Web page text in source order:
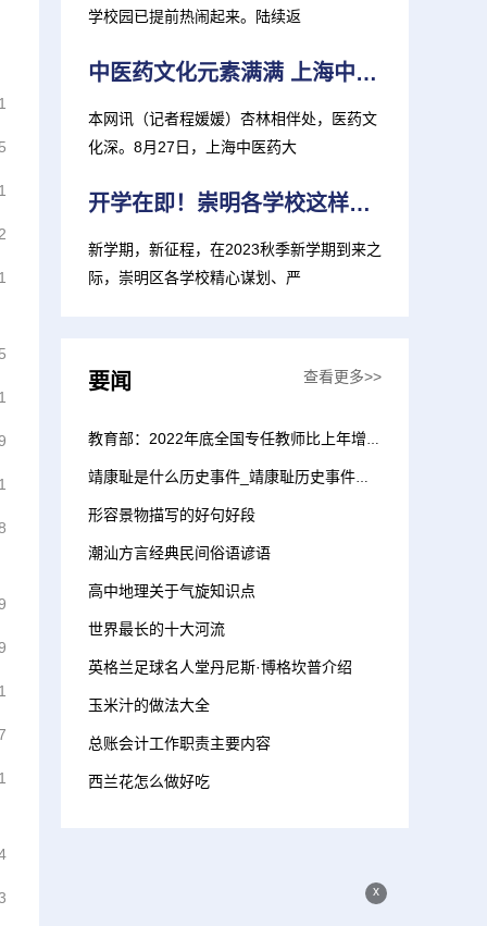
学校园已提前热闹起来。陆续返
中医药文化元素满满 上海中医大推出新生大礼包
本网讯（记者程媛媛）杏林相伴处，医药文
化深。8月27日，上海中医药大
开学在即！崇明各学校这样准备迎接新学期
新学期，新征程，在2023秋季新学期到来之
际，崇明区各学校精心谋划、严
要闻 查看更多>>
形容景物描写的好句好段
潮汕方言经典民间俗语谚语
高中地理关于气旋知识点
世界最长的十大河流
英格兰足球名人堂丹尼斯·博格坎普介绍
玉米汁的做法大全
总账会计工作职责主要内容
西兰花怎么做好吃
x